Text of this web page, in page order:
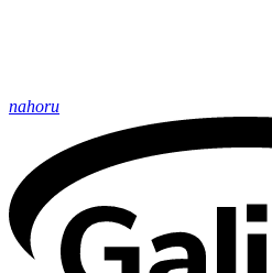
nahoru